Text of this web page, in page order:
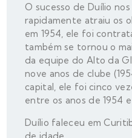
O sucesso de Duílio
rapidamente atraiu os
em 1954, ele foi
também se tornou o
da equipe do Alto da
nove anos de clube
capital, ele foi cinco
entre os anos de 1954 e
Duílio faleceu em
de idade.